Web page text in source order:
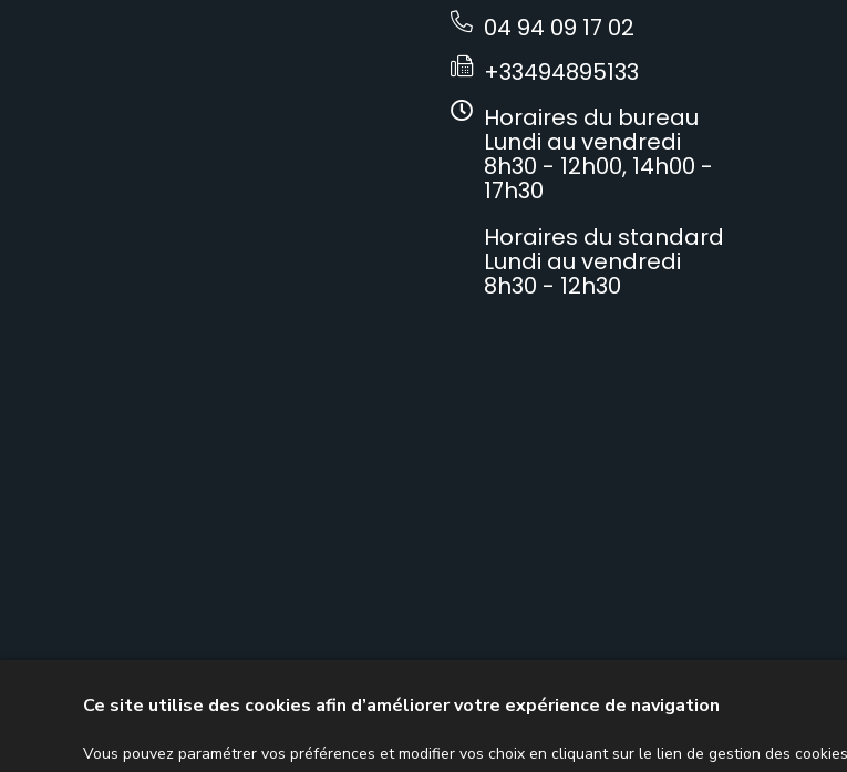
04 94 09 17 02
+33494895133
Horaires du bureau
Lundi au vendredi
8h30 - 12h00, 14h00 -
17h30
Horaires du standard
Lundi au vendredi
8h30 - 12h30
Ce site utilise des cookies afin d’améliorer votre expérience de navigation
Vous pouvez paramétrer vos préférences et modifier vos choix en cliquant sur le lien de gestion des